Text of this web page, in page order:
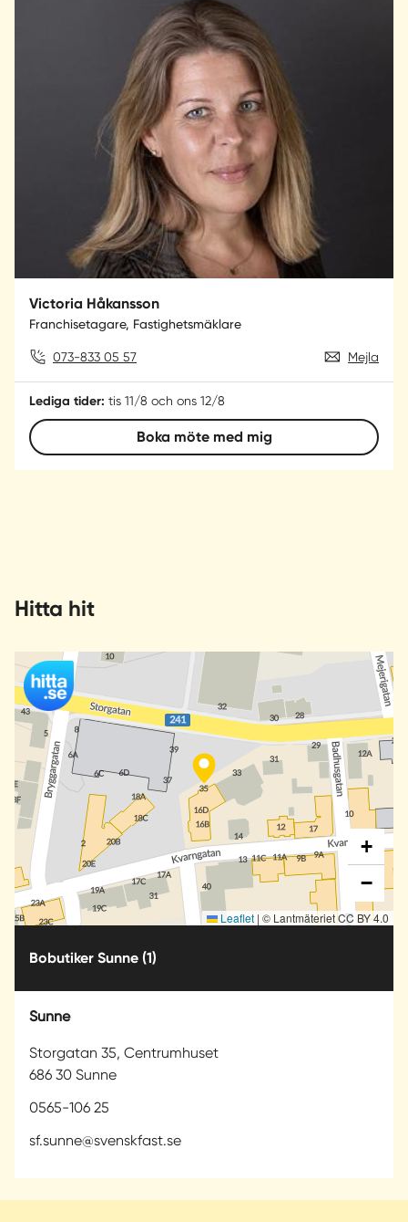
Victoria Håkansson
Franchisetagare, Fastighetsmäklare
073-833 05 57 Mejla
Lediga tider: tis 11/8 och ons 12/8
Boka möte med mig
Hitta hit
+
−
Leaflet | © Lantmäteriet CC BY 4.0
Bobutiker Sunne (1)
Sunne
Storgatan 35, Centrumhuset
686 30 Sunne
0565-106 25
sf.sunne@svenskfast.se